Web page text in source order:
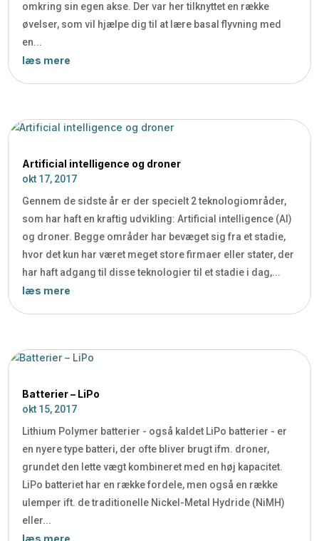
omkring sin egen akse. Der var her tilknyttet en række
øvelser, som vil hjælpe dig til at lære basal flyvning med
en...
læs mere
Artificial intelligence og droner
okt 17, 2017
Gennem de sidste år er der specielt 2 teknologiområder,
som har haft en kraftig udvikling: Artificial intelligence (AI)
og droner. Begge områder har bevæget sig fra et stadie,
hvor det kun har været meget store firmaer eller stater, der
har haft adgang til disse teknologier til et stadie i dag,...
læs mere
Batterier – LiPo
okt 15, 2017
Lithium Polymer batterier - også kaldet LiPo batterier - er
en nyere type batteri, der ofte bliver brugt ifm. droner,
grundet den lette vægt kombineret med en høj kapacitet.
LiPo batteriet har en række fordele, men også en række
ulemper ift. de traditionelle Nickel-Metal Hydride (NiMH)
eller...
læs mere